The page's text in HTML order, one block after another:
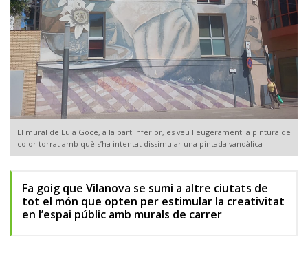
El mural de Lula Goce, a la part inferior, es veu lleugerament la pintura de
color torrat amb què s’ha intentat dissimular una pintada vandàlica
Fa goig que Vilanova se sumi a altre ciutats de
tot el món que opten per estimular la creativitat
en l’espai públic amb murals de carrer